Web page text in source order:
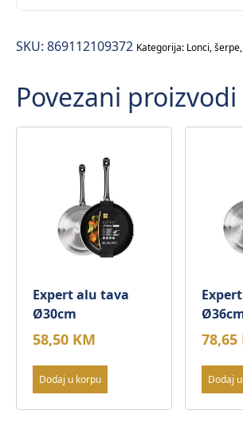
za
Ø26cm
SKU: 869112109372 Kategorija: Lonci,
Povezani proizvodi
Expert alu tava
Ø30cm
58,50 KM
Dodaj u korpu
78,65
Dodaj